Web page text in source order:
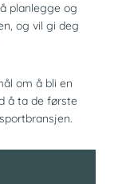
planlegge og
og vil gi deg
om å bli en
å ta de første